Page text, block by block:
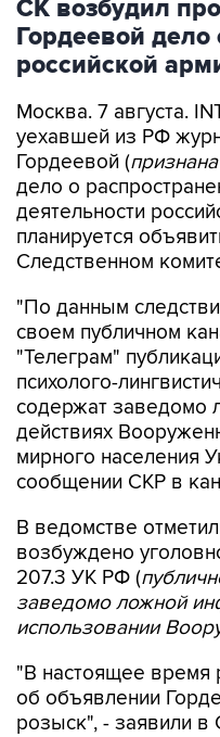
СК возбудил
Гордеевой
российской
Москва. 7 августа.
уехавшей из РФ
Гордеевой (
дело о
деятельности
планируется
Следственном
"По данным
своем публичном
"Телеграм"
психолого-
содержат
действиях
мирного населения
сообщении СКР в
В ведомстве
возбуждено
207.3 УК РФ (
заведомо ложной
использовании
"В настоящее время
об объявлении
розыск", - заявили в